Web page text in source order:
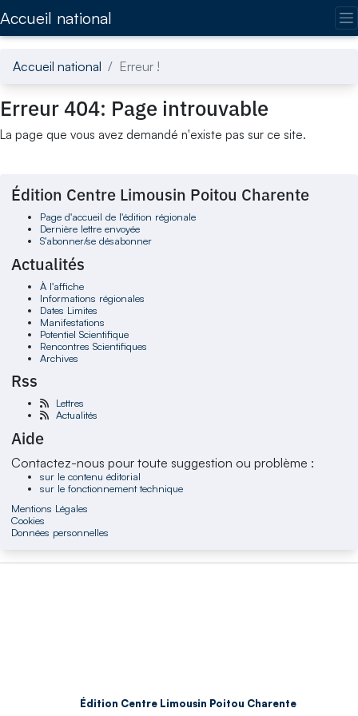
Accueil national
Accueil national Erreur !
Erreur 404: Page introuvable
La page que vous avez demandé n'existe pas sur ce site.
Édition Centre Limousin Poitou Charente
Page d'accueil de l'édition régionale
Dernière lettre envoyée
S'abonner/se désabonner
Actualités
À l'affiche
Informations régionales
Dates Limites
Manifestations
Potentiel Scientifique
Rencontres Scientifiques
Archives
Rss
Lettres
Actualités
Aide
Contactez-nous pour toute suggestion ou problème :
sur le contenu éditorial
sur le fonctionnement technique
Mentions Légales
Cookies
Données personnelles
Édition Centre Limousin Poitou Charente